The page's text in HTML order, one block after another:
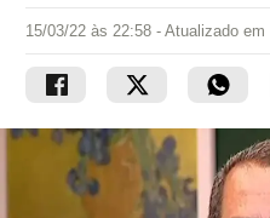
15/03/22 às 22:58 - Atualizado em